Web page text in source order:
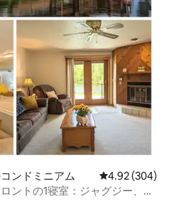
ンドミニアム レビュー304
4.92 (304)
ントの1寝室：ジャグジー、プ